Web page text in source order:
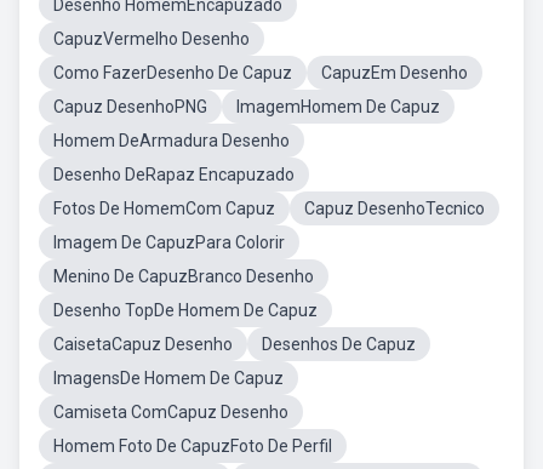
Desenho HomemEncapuzado
CapuzVermelho Desenho
Como FazerDesenho De Capuz
CapuzEm Desenho
Capuz DesenhoPNG
ImagemHomem De Capuz
Homem DeArmadura Desenho
Desenho DeRapaz Encapuzado
Fotos De HomemCom Capuz
Capuz DesenhoTecnico
Imagem De CapuzPara Colorir
Menino De CapuzBranco Desenho
Desenho TopDe Homem De Capuz
CaisetaCapuz Desenho
Desenhos De Capuz
ImagensDe Homem De Capuz
Camiseta ComCapuz Desenho
Homem Foto De CapuzFoto De Perfil